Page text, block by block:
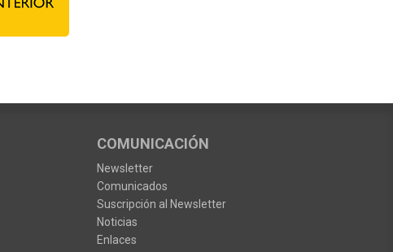
COMUNICACIÓN
Newsletter
Comunicados
Suscripción al Newsletter
Noticias
Enlaces